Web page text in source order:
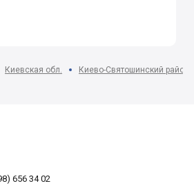
Киевская обл. Киево-Святошинский район
656 34 02